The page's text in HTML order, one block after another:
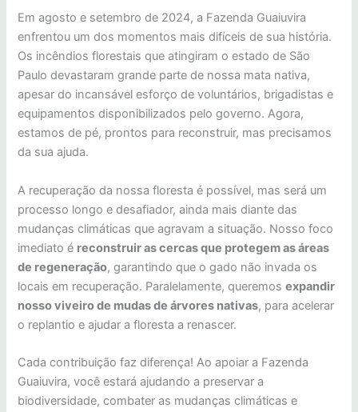
Em agosto e setembro de 2024, a Fazenda Guaiuvira
enfrentou um dos momentos mais difíceis de sua história.
Os incêndios florestais que atingiram o estado de São
Paulo devastaram grande parte de nossa mata nativa,
apesar do incansável esforço de voluntários, brigadistas e
equipamentos disponibilizados pelo governo. Agora,
estamos de pé, prontos para reconstruir, mas precisamos
da sua ajuda.
A recuperação da nossa floresta é possível, mas será um
processo longo e desafiador, ainda mais diante das
mudanças climáticas que agravam a situação. Nosso foco
imediato é reconstruir as cercas que protegem as áreas
de regeneração, garantindo que o gado não invada os
locais em recuperação. Paralelamente, queremosexpandir
nosso viveiro de mudas de árvores nativas, para acelerar
o replantio e ajudar a floresta a renascer.
Cada contribuição faz diferença! Ao apoiar a Fazenda
Guaiuvira, você estará ajudando a preservar a
biodiversidade, combater as mudanças climáticas e